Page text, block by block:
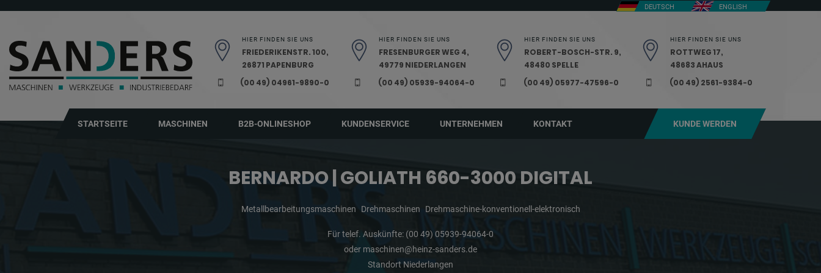
DEUTSCH ENGLISH
HIER FINDEN SIE UNS
FRIEDERIKENSTR. 100,
26871 PAPENBURG
(00 49) 04961-9890-0
HIER FINDEN SIE UNS
FRESENBURGER WEG 4,
49779 NIEDERLANGEN
(00 49) 05939-94064-0
HIER FINDEN SIE UNS
ROBERT-BOSCH-STR. 9,
48480 SPELLE
(00 49) 05977-47596-0
HIER FINDEN SIE UNS
ROTTWEG 17,
48683 AHAUS
(00 49) 2561-9384-0
STARTSEITE MASCHINEN B2B-ONLINESHOP KUNDENSERVICE UNTERNEHMEN KONTAKT KUNDE WERDEN
BERNARDO | GOLIATH 660-3000 DIGITAL
Metallbearbeitungsmaschinen Drehmaschinen Drehmaschine-konventionell-elektronisch
Für telef. Auskünfte: (00 49) 05939-94064-0
oder maschinen@heinz-sanders.de
Standort Niederlangen